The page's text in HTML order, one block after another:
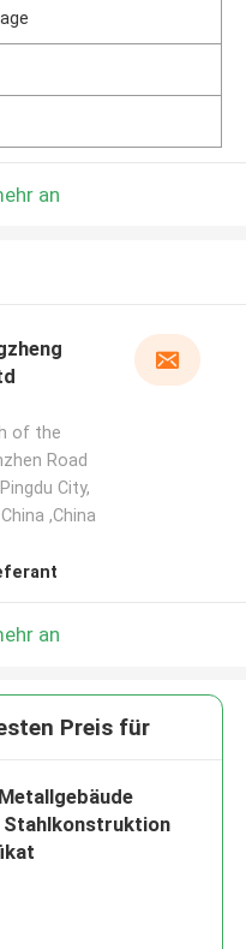
an
of the
Road
City,
,China
an
Preis für